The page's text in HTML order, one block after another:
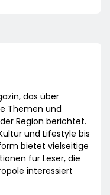
das über
Themen und
Region berichtet.
und Lifestyle bis
bietet vielseitige
für Leser, die
interessiert